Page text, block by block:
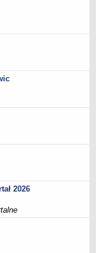
zbiorowego
2026